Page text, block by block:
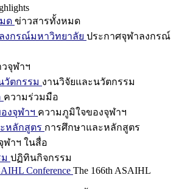
ด ข่าวสารทั้งหมด
งกรณ์มหาวิทยาลัย ประกาศจุฬาลงกรณ์
จุฬาฯ
วัตกรรม งานวิจัยและนวัตกรรม
ความร่วมมือ
งจุฬาฯ ความภูมิใจของจุฬาฯ
หลักสูตร การศึกษาและหลักสูตร
ฬาฯ ในสื่อ
ปฏิทินกิจกรรม
Conference The 166th ASAIHL